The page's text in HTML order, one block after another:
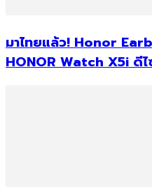
มาไทยแล้ว! Honor
HONOR Watch X5i ดี